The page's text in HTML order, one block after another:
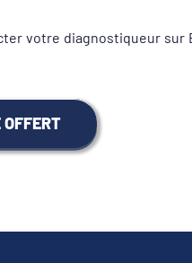
diagnostiqueur sur
OFFERT